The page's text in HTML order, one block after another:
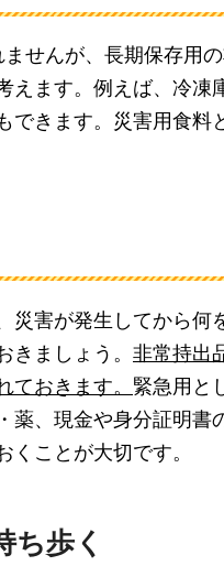
せんが、長期保存用
えます。例えば、冷凍
きます。災害用食料
災害が発生してから何
ましょう。 非常持出
おきます。 緊急用と
薬、現金や身分証明
ことが大切です。
ち歩く